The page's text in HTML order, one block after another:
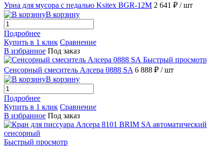
Урна для мусора с педалью Ksitex BGR-12M 2 641 ₽ / шт
В корзину
Подробнее
Купить в 1 клик Сравнение
В избранное Под заказ
Быстрый просмотр
Сенсорный смеситель Алсера 0888 SA 6 888 ₽ / шт
В корзину
Подробнее
Купить в 1 клик Сравнение
В избранное Под заказ
Быстрый просмотр